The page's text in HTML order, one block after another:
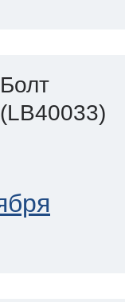
Болт
(LB40033)